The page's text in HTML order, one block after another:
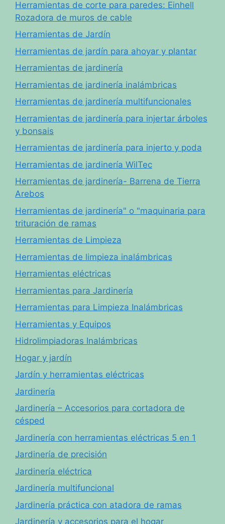
Herramientas de corte para paredes: Einhell
Rozadora de muros de cable
Herramientas de Jardín
Herramientas de jardín para ahoyar y plantar
Herramientas de jardinería
Herramientas de jardinería inalámbricas
Herramientas de jardinería multifuncionales
Herramientas de jardinería para injertar árboles
y bonsais
Herramientas de jardinería para injerto y poda
Herramientas de jardinería WilTec
Herramientas de jardinería- Barrena de Tierra
Arebos
Herramientas de jardinería" o "maquinaria para
trituración de ramas
Herramientas de Limpieza
Herramientas de limpieza inalámbricas
Herramientas eléctricas
Herramientas para Jardinería
Herramientas para Limpieza Inalámbricas
Herramientas y Equipos
Hidrolimpiadoras Inalámbricas
Hogar y jardín
Jardín y herramientas eléctricas
Jardinería
Jardinería – Accesorios para cortadora de
césped
Jardinería con herramientas eléctricas 5 en 1
Jardinería de precisión
Jardinería eléctrica
Jardinería multifuncional
Jardinería práctica con atadora de ramas
Jardinería y accesorios para el hogar